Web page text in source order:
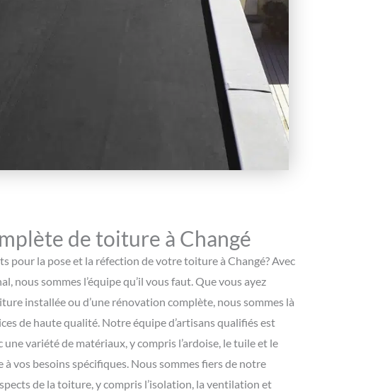
de toiture à Changé
pour la pose et la réfection de votre toiture à Changé? Avec
nous sommes l’équipe qu’il vous faut. Que vous ayez
installée ou d’une rénovation complète, nous sommes là
de haute qualité. Notre équipe d’artisans qualifiés est
variété de matériaux, y compris l’ardoise, le tuile et le
à vos besoins spécifiques. Nous sommes fiers de notre
de la toiture, y compris l’isolation, la ventilation et